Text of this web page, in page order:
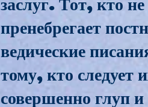
пренебрегает
ведические
тому, кто следует
совершенно глуп